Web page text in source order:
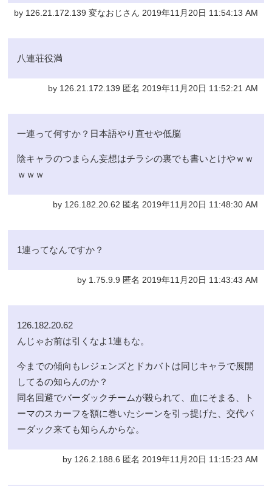
by 126.21.172.139 変なおじさん 2019年11月20日 11:54:13 AM
八連荘役満
by 126.21.172.139 匿名 2019年11月20日 11:52:21 AM
一連って何すか？日本語やり直せや低脳
陰キャラのつまらん妄想はチラシの裏でも書いとけやｗｗ
ｗｗｗ
by 126.182.20.62 匿名 2019年11月20日 11:48:30 AM
1連ってなんですか？
by 1.75.9.9 匿名 2019年11月20日 11:43:43 AM
126.182.20.62
んじゃお前は引くなよ1連もな。
今までの傾向もレジェンズとドカバトは同じキャラで展開
してるの知らんのか？
同名回避でバーダックチームが殺られて、血にそまる、ト
ーマのスカーフを額に巻いたシーンを引っ提げた、交代バ
ーダック来ても知らんからな。
by 126.2.188.6 匿名 2019年11月20日 11:15:23 AM